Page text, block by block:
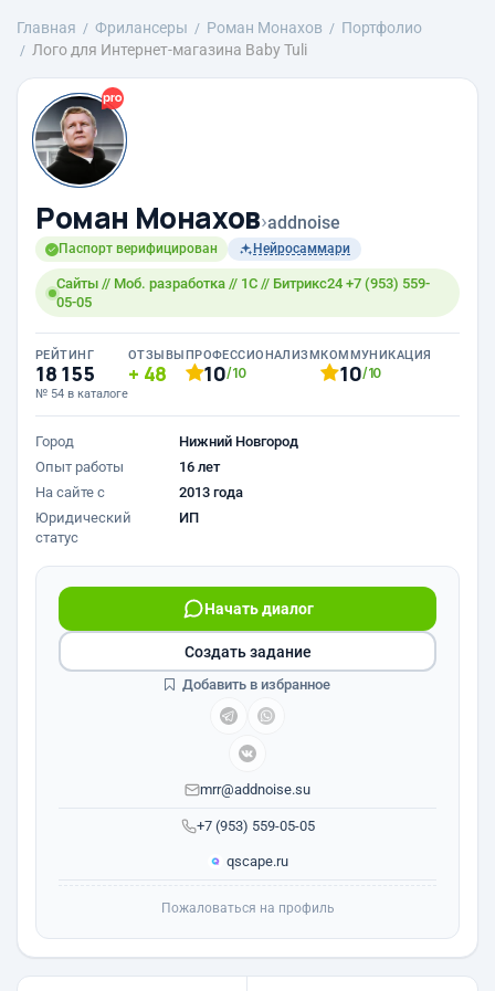
Главная Фрилансеры Роман Монахов
Портфолио
Лого для Интернет-магазина Baby Tuli
Роман Монахов›addnoise
Паспорт верифицирован Нейросаммари
Сайты // Моб. разработка // 1С // Битрикс24 +7 (953) 559-
05-05
РЕЙТИНГ
18 155
№ 54 в каталоге
ОТЗЫВЫ
48
ПРОФЕССИОНАЛИЗМ
10/10
КОММУНИКАЦИЯ
10/10
Город
Нижний Новгород
Опыт работы
16 лет
На сайте с
2013 года
Юридический
статус
ИП
+7 (953) 559-05-05
Начать диалог
mrr@addnoise.su
qscape.ru
Создать задание
Добавить в избранное
Пожаловаться на профиль